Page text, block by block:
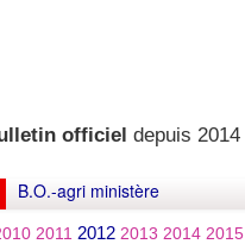
officiel depuis 2014
B.O.-agri ministère
2011 2012 2013 2014 2015